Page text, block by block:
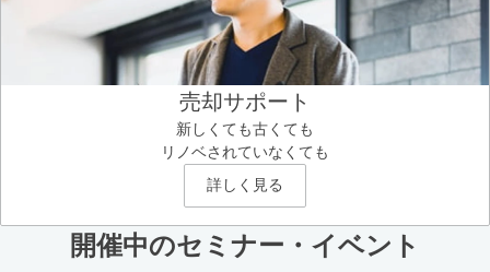
売却サポート
新しくても古くても
リノベされていなくても
詳しく見る
開催中のセミナー・イベント